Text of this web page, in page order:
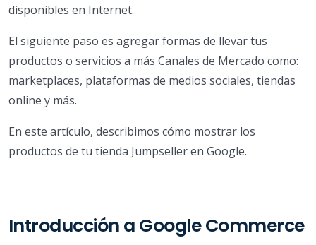
disponibles en Internet.
El siguiente paso es agregar formas de llevar tus
productos o servicios a más Canales de Mercado como:
marketplaces, plataformas de medios sociales, tiendas
online y más.
En este artículo, describimos cómo mostrar los
productos de tu tienda Jumpseller en Google.
Introducción a Google Commerce